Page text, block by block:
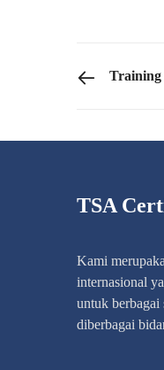
Training
TSA
Kami
internasional
untuk berbagai
diberbagai